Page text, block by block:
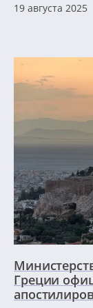
19 августа 2025
Греции